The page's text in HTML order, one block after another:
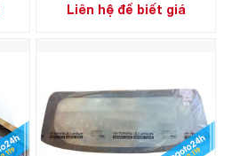
Liên hệ để biết giá